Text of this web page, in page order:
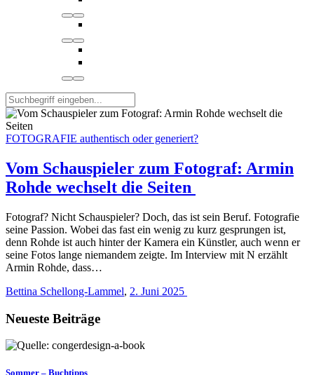
FOTOGRAFIE authentisch oder generiert?
Vom Schauspieler zum Fotograf: Armin
Rohde wechselt die Seiten
Fotograf? Nicht Schauspieler? Doch, das ist sein Beruf. Fotografie
seine Passion. Wobei das fast ein wenig zu kurz gesprungen ist,
denn Rohde ist auch hinter der Kamera ein Künstler, auch wenn er
seine Fotos lange niemandem zeigte. Im Interview mit Ν erzählt
Armin Rohde, dass…
Bettina Schellong-Lammel, 2. Juni 2025
Neueste Beiträge
Sommer – Buchtipps